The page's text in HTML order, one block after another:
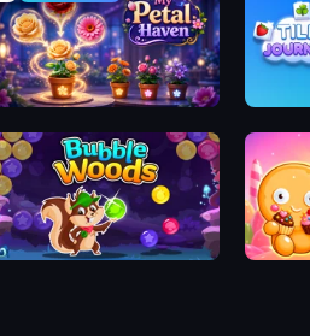
My Petal Haven
Bubble Woods